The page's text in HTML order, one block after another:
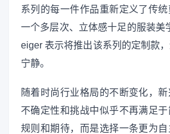
系列的每一件作品重新定义了传
一个多层次、立体感十足的服装美
eiger 表示将推出该系列的定制款
宁静。
随着时尚行业格局的不断变化，
不确定性和挑战中似乎不再满足
规则和期待，而是选择一条更为